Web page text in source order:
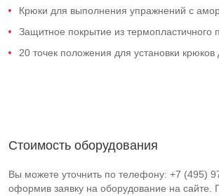
Крюки для выполнения упражнений с
Защитное покрытие из термопластичного
20 точек положения для установки крюков
Стоимость оборудования
Вы можете уточнить по телефону: +7 (495)
оформив заявку на оборудование на сайте.